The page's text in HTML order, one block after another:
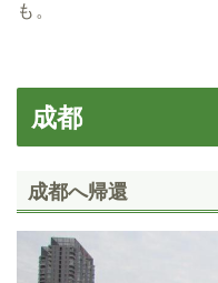
も。
成都
成都へ帰還